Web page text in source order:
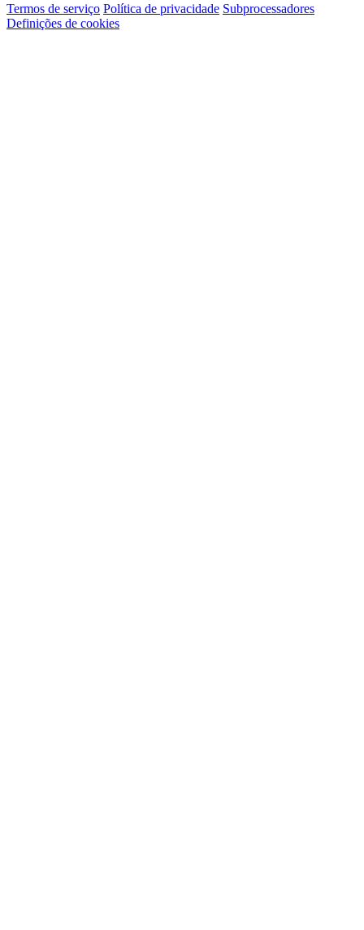
Termos de serviço Política de privacidade Subprocessadores
Definições de cookies